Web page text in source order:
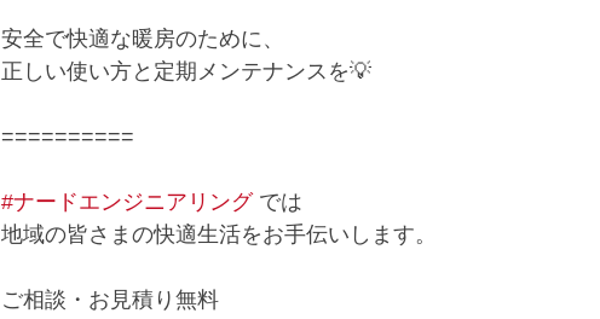
安全で快適な暖房のために、
正しい使い方と定期メンテナンスを💡
==========
#ナードエンジニアリング では
地域の皆さまの快適生活をお手伝いします。
ご相談・お見積り無料